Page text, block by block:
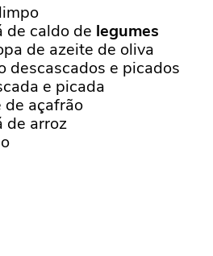
de caldo de legumes
de azeite de oliva
descascados e picados
e picada
de açafrão
de arroz